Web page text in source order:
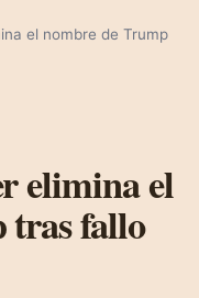
el nombre de Trump
elimina el
tras fallo